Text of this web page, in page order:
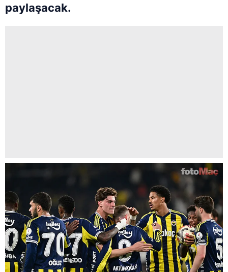
paylaşacak.